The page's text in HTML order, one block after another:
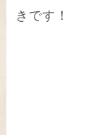
きです！